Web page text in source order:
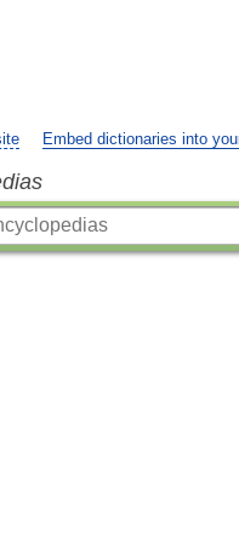
Embed dictionaries into